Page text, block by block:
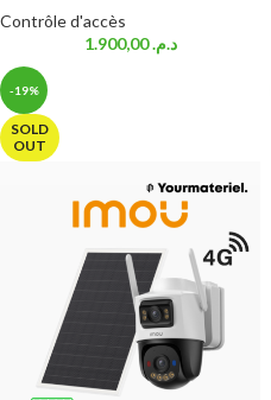
Contrôle d'accès
د.م.1.900,00
-19%
SOLD
OUT